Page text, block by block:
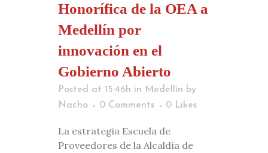
Honorífica de la OEA a
Medellín por
innovación en el
Gobierno Abierto
Posted at 15:46h in Medellín by
Nacho
0 Comments 0 Likes
La estrategia Escuela de
Proveedores de la Alcaldía de